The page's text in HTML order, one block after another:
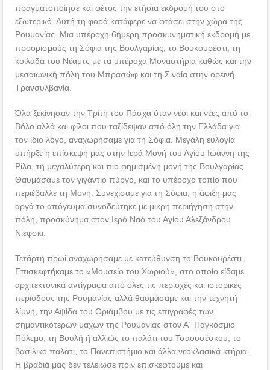
πραγματοποίησε και φέτος την ετήσια εκδρομή του στο
εξωτερικό. Αυτή τη φορά κατάφερε να φτάσει στην χώρα της
Ρουμανίας. Μια υπέροχη 6ήμερη προσκυνηματική εκδρομή με
προορισμούς τη Σόφια της Βουλγαρίας, το Βουκουρέστι, τη
κοιλάδα του Νέαμτς με τα υπέροχα Μοναστήρια καθώς και την
μεσαιωνική πόλη του Μπρασώφ και τη Σιναία στην ορεινή
Τρανσυλβανία.
Όλα ξεκίνησαν την Τρίτη του Πάσχα όταν νέοι και νέες από το
Βόλο αλλά και φίλοι που ταξίδεψαν από όλη την Ελλάδα για
τον ίδιο λόγο, αναχωρήσαμε για τη Σόφια. Μεγάλη ευλογία
υπήρξε η επίσκεψη μας στην Ιερά Μονή του Αγίου Ιωάννη της
Ρίλα, τη μεγαλύτερη και πιο φημισμένη μονή της Βουλγαρίας.
Θαυμάσαμε τον γιγάντιο πύργο, και το υπέροχο τοπίο που
περιέβαλλε τη Μονή. Συνεχίσαμε για τη Σόφια, η άφιξη μας
αργά το απόγευμα συνοδεύτηκε με μικρή περιήγηση στην
πόλη, προσκύνημα στον Ιερό Ναό του Αγίου Αλεξάνδρου
Νιέφσκι.
Τετάρτη πρωΐ αναχωρήσαμε με κατεύθυνση το Βουκουρέστι.
Επισκεφτήκαμε το «Μουσείο του Χωριού», στο οποίο είδαμε
αρχιτεκτονικά αντίγραφα από όλες τις περιοχές και ιστορικές
περιόδους της Ρουμανίας αλλά θαυμάσαμε και την τεχνητή
λίμνη, την Αψίδα του Θριάμβου με τις επιγραφές των
σημαντικότερων μαχών της Ρουμανίας στον Α΄ Παγκόσμιο
Πόλεμο, τη Βουλή ή αλλιώς το παλάτι του Τσαουσέσκου, το
βασιλικό παλάτι, το Πανεπιστήμιο και άλλα νεοκλασικά κτήρια.
Η βραδιά μας δεν τελείωσε πριν επισκεφτούμε και